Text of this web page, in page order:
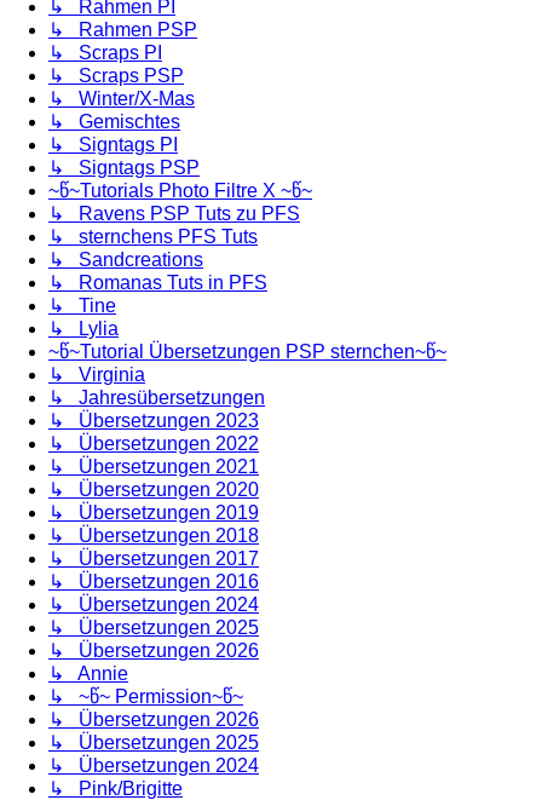
↳ Rahmen PI
↳ Rahmen PSP
↳ Scraps PI
↳ Scraps PSP
↳ Winter/X-Mas
↳ Gemischtes
↳ Signtags PI
↳ Signtags PSP
~წ~Tutorials Photo Filtre X ~წ~
↳ Ravens PSP Tuts zu PFS
↳ sternchens PFS Tuts
↳ Sandcreations
↳ Romanas Tuts in PFS
↳ Tine
↳ Lylia
~წ~Tutorial Übersetzungen PSP sternchen~წ~
↳ Virginia
↳ Jahresübersetzungen
↳ Übersetzungen 2023
↳ Übersetzungen 2022
↳ Übersetzungen 2021
↳ Übersetzungen 2020
↳ Übersetzungen 2019
↳ Übersetzungen 2018
↳ Übersetzungen 2017
↳ Übersetzungen 2016
↳ Übersetzungen 2024
↳ Übersetzungen 2025
↳ Übersetzungen 2026
↳ Annie
↳ ~წ~ Permission~წ~
↳ Übersetzungen 2026
↳ Übersetzungen 2025
↳ Übersetzungen 2024
↳ Pink/Brigitte